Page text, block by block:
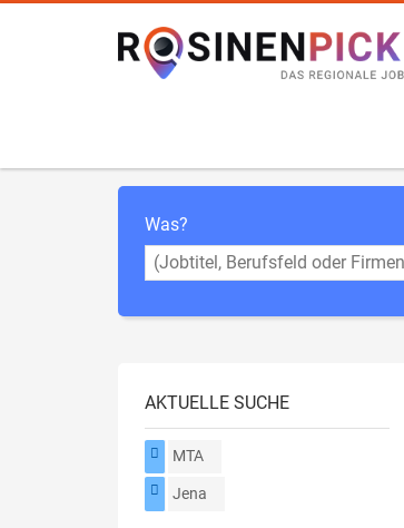
Was?
AKTUELLE SUCHE
MTA
Jena